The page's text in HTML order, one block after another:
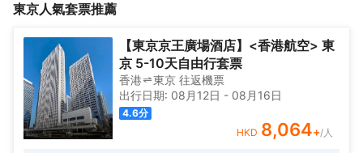
東京人氣套票推薦
【東京京王廣場酒店】<香港航空> 東
京 5-10天自由行套票
香港 東京 往返機票
出行日期: 08月12日 - 08月16日
4.6分
HKD 8,064+/人